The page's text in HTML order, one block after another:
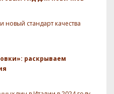
новый стандарт качества
раскрываем